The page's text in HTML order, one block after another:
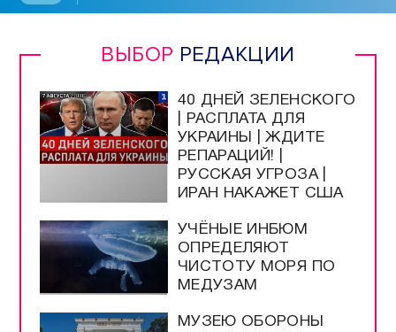
ВЫБОР РЕДАКЦИИ
40 ДНЕЙ ЗЕЛЕНСКОГО
| РАСПЛАТА ДЛЯ
УКРАИНЫ | ЖДИТЕ
РЕПАРАЦИЙ! |
РУССКАЯ УГРОЗА |
ИРАН НАКАЖЕТ США
УЧЁНЫЕ ИНБЮМ
ОПРЕДЕЛЯЮТ
ЧИСТОТУ МОРЯ ПО
МЕДУЗАМ
МУЗЕЮ ОБОРОНЫ